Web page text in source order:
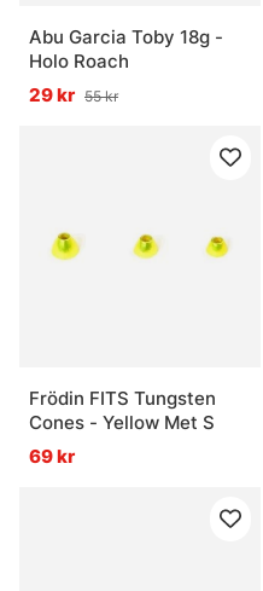
Abu Garcia Toby 18g -
Holo Roach
29 kr 55 kr
Frödin FITS Tungsten
Cones - Yellow Met S
69 kr